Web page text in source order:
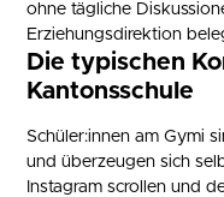
ohne tägliche
Erziehungsdirektion
Die typischen
Kantonsschule
Schüler:innen am Gymi
und überzeugen sich
Instagram scrollen und